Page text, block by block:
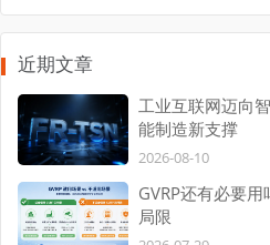
近期文章
工业互联网迈向
能制造新支撑
2026-08-10
GVRP还有必要
局限